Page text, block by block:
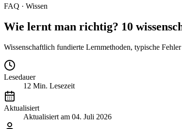
FAQ · Wissen
Wie lernt man richtig? 10
Wissenschaftlich fundierte Lernmethoden, typische
Lesedauer
12 Min. Lesezeit
Aktualisiert
Aktualisiert am 04. Juli 2026